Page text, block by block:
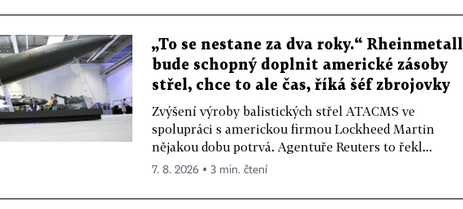
„To se nestane za dva roky.“ Rheinmetall
bude schopný doplnit americké zásoby
střel, chce to ale čas, říká šéf zbrojovky
Zvýšení výroby balistických střel ATACMS ve
spolupráci s americkou firmou Lockheed Martin
nějakou dobu potrvá. Agentuře Reuters to řekl...
7. 8. 2026 ▪ 3 min. čtení